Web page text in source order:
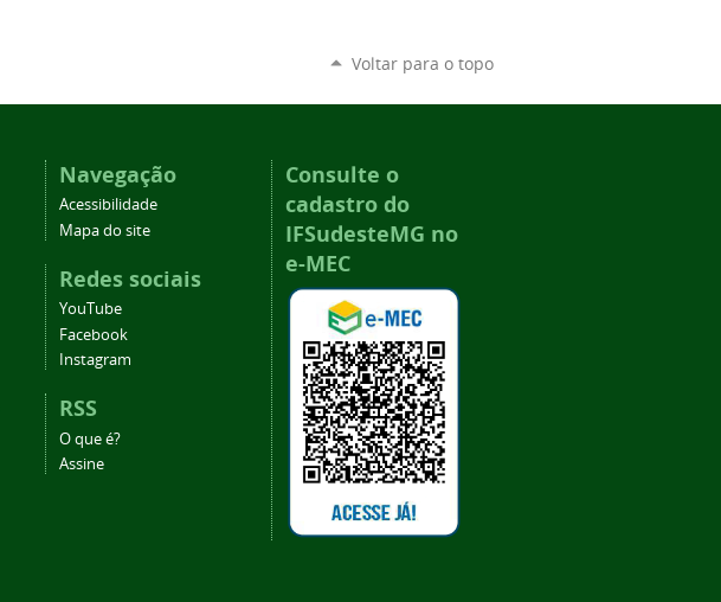
Voltar para o topo
Navegação
Acessibilidade
Mapa do site
Redes sociais
YouTube
Facebook
Instagram
RSS
O que é?
Assine
Consulte o
cadastro do
IFSudesteMG no
e-MEC